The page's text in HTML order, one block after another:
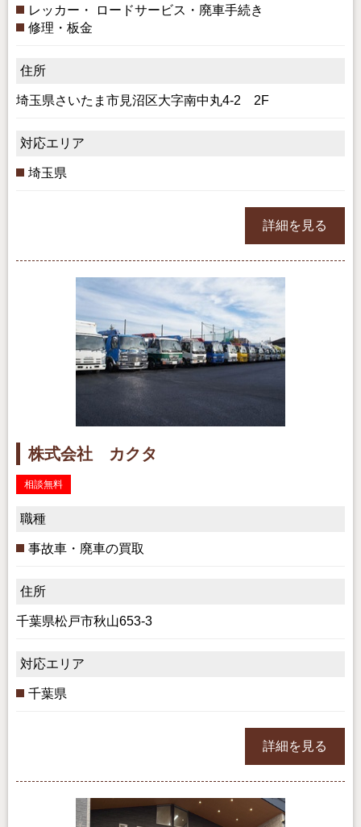
レッカー・ ロードサービス・廃車手続き
修理・板金
住所
埼玉県さいたま市見沼区大字南中丸4-2 2F
対応エリア
埼玉県
詳細を見る
株式会社 カクタ
相談無料
職種
事故車・廃車の買取
住所
千葉県松戸市秋山653-3
対応エリア
千葉県
詳細を見る